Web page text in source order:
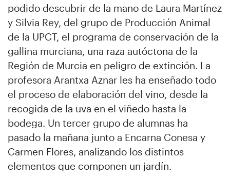
podido descubrir de la mano de Laura Martínez
y Silvia Rey, del grupo de Producción Animal
de la UPCT, el programa de conservación de la
gallina murciana, una raza autóctona de la
Región de Murcia en peligro de extinción. La
profesora Arantxa Aznar les ha enseñado todo
el proceso de elaboración del vino, desde la
recogida de la uva en el viñedo hasta la
bodega. Un tercer grupo de alumnas ha
pasado la mañana junto a Encarna Conesa y
Carmen Flores, analizando los distintos
elementos que componen un jardín.